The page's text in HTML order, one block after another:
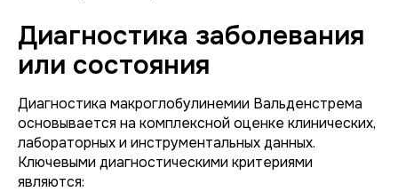
Диагностика заболевания
или состояния
Диагностика макроглобулинемии Вальденстрема
основывается на комплексной оценке клинических,
лабораторных и инструментальных данных.
Ключевыми диагностическими критериями
являются: